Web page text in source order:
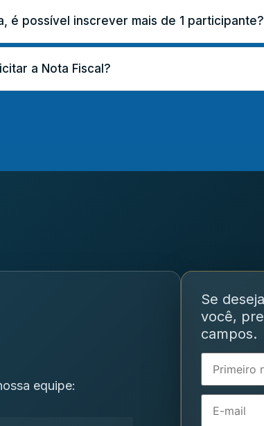
é possível inscrever mais de 1 participante?
a Nota Fiscal?
equipe:
Se
você,
campos.